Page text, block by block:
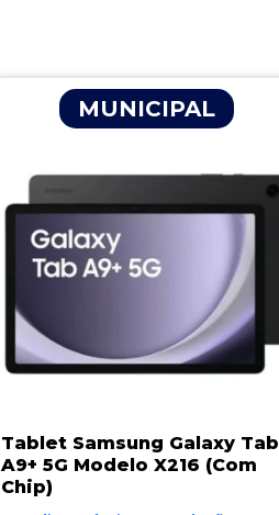
MUNICIPAL
Tablet Samsung Galaxy Tab
A9+ 5G Modelo X216 (Com
Chip)